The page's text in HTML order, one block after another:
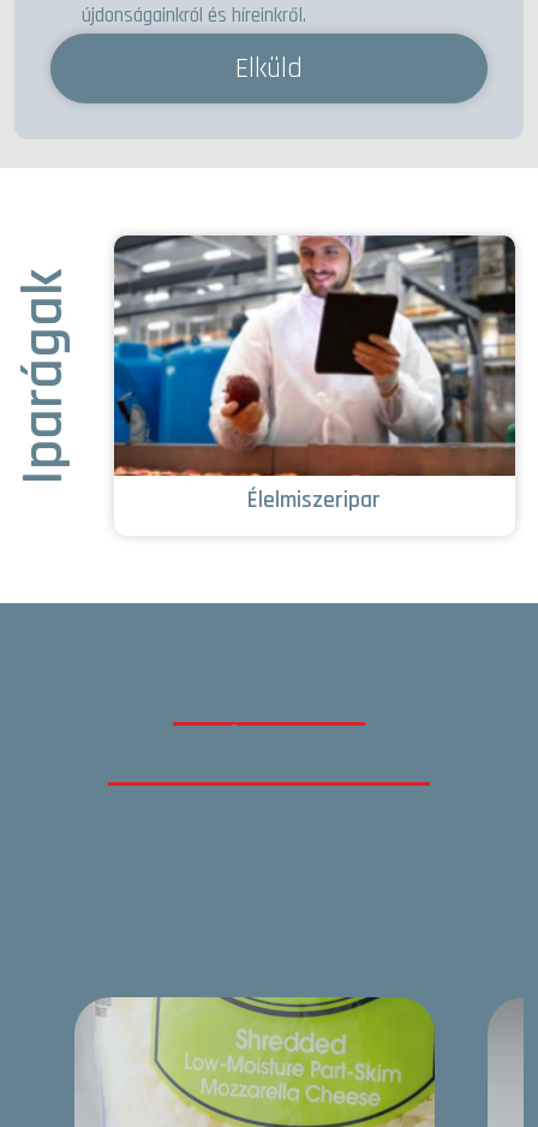
újdonságainkról és híreinkről.
Elküld
Iparágak
Élelmiszeripar